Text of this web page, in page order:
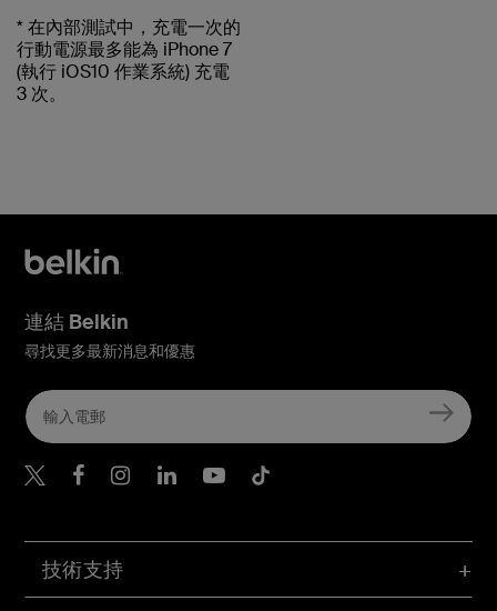
* 在內部測試中，充電一次的
行動電源最多能為 iPhone 7
(執行 iOS10 作業系統) 充電
3 次。
技術支持
連結 Belkin
尋找更多最新消息和優惠
Belkin Twitter
Belkin Hong Kong
Belkin Instagram
Belkin Hong Kong
Belkin Youtube
Belkin TikTok